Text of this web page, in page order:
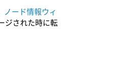
ノード情報ウィ
ジされた時に転